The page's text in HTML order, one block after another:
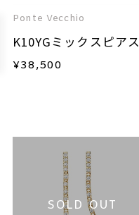
Ponte Vecchio
K10YGミックスピアス
¥38,500
SOLD OUT